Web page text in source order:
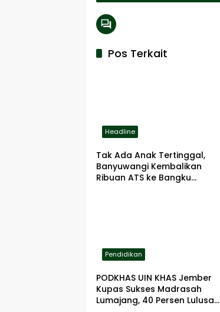
Pos Terkait
Headline
Tak Ada Anak Tertinggal,
Banyuwangi Kembalikan
Ribuan ATS ke Bangku
Pendidikan
PODKHAS UIN KHAS Jember
Kupas Sukses Madrasah
Lumajang, 40 Persen Lulusan